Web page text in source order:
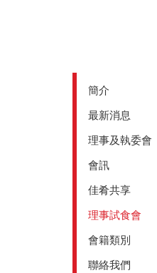
簡介
最新消息
理事及執委會
會訊
佳肴共享
理事試食會
會籍類別
聯絡我們